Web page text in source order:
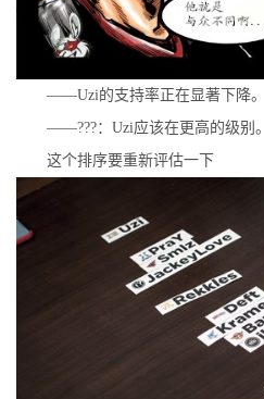
——Uzi的支持率正在显著下降。
——???：Uzi应该在更高的级别。
这个排序要重新评估一下